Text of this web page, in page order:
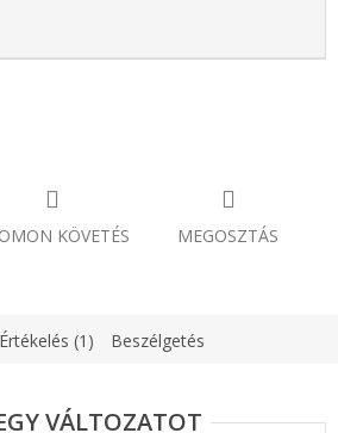
KÖVETÉS MEGOSZTÁS
Értékelés (1) Beszélgetés